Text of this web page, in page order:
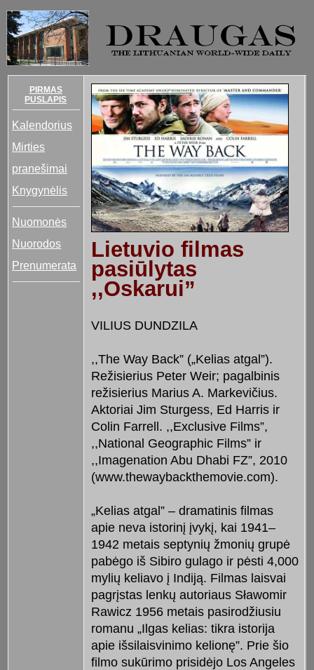
PIRMAS
PUSLAPIS
Kalendorius
Mirties
pranešimai
Knygynėlis
Nuomonės
Nuorodos
Prenumerata
Lietuvio filmas
pasiūlytas
,,Oskarui”
VILIUS DUNDZILA
,,The Way Back” („Kelias atgal”).
Režisierius Peter Weir; pagalbinis
režisierius Marius A. Markevičius.
Aktoriai Jim Sturgess, Ed Harris ir
Colin Farrell. ,,Exclusive Films”,
,,National Geographic Films” ir
,,Imagenation Abu Dhabi FZ”, 2010
(www.thewaybackthemovie.com).
„Kelias atgal” – dramatinis filmas
apie neva istorinį įvykį, kai 1941–
1942 metais septynių žmonių grupė
pabėgo iš Sibiro gulago ir pėsti 4,000
mylių keliavo į Indiją. Filmas laisvai
pagrįstas lenkų autoriaus Sławomir
Rawicz 1956 metais pasirodžiusiu
romanu „Ilgas kelias: tikra istorija
apie išsilaisvinimo kelionę”. Prie šio
filmo sukūrimo prisidėjo Los Angeles